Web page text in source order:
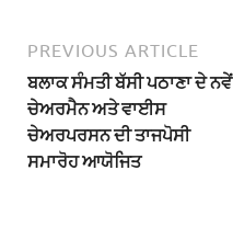
PREVIOUS ARTICLE
ਬਲਾਕ ਸੰਮਤੀ ਬੱਸੀ ਪਠਾਣਾ ਦੇ ਨਵੇਂ
ਚੇਅਰਮੈਨ ਅਤੇ ਵਾਈਸ
ਚੇਅਰਪਰਸਨ ਦੀ ਤਾਜਪੋਸੀ
ਸਮਾਰੋਹ ਆਯੋਜਿਤ